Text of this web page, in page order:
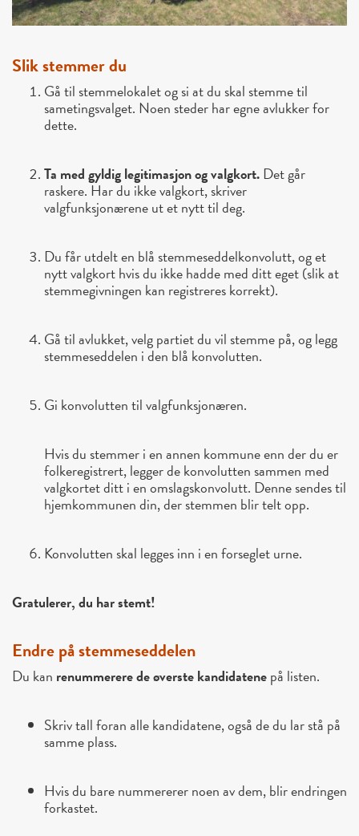
Slik stemmer du
Gå til stemmelokaletog si at du skal stemme til
sametingsvalget. Noen steder har egne avlukker for
dette.
Ta med gyldig legitimasjon og valgkort.Det går
raskere. Har du ikke valgkort, skriver
valgfunksjonærene ut et nytt til deg.
Du får utdelt en blå stemmeseddelkonvolutt, og et
nytt valgkort hvis du ikke hadde med ditt eget (slik at
stemmegivningen kan registreres korrekt).
Gå til avlukket, velg partiet du vil stemme på, og legg
stemmeseddelen i den blå konvolutten.
Gi konvolutten til valgfunksjonæren.
Hvis du stemmer i en annen kommune enn der du er
folkeregistrert, legger de konvolutten sammen med
valgkortet ditt i en omslagskonvolutt. Denne sendes til
hjemkommunen din, der stemmen blir telt opp.
Konvolutten skal legges inn i en forseglet urne.
Gratulerer, du har stemt!
Endre på stemmeseddelen
Du kan renummerere de øverste kandidatenepå listen.
Skriv tall foran alle kandidatene, også de du lar stå på
samme plass.
Hvis du bare nummererer noen av dem, blir endringen
forkastet.